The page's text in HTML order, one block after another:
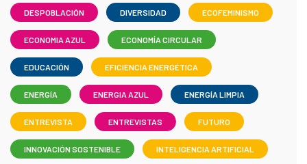
DESPOBLACIÓN DIVERSIDAD ECOFEMINISMO
ECONOMIA AZUL ECONOMÍA CIRCULAR
EDUCACIÓN EFICIENCIA ENERGÉTICA
ENERGÍA ENERGIA AZUL ENERGÍA LIMPIA
ENTREVISTA ENTREVISTAS FUTURO
INNOVACIÓN SOSTENIBLE INTELIGENCIA ARTIFICIAL